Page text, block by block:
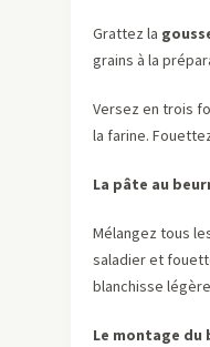
Grattez la
grains à la
Versez en trois
la farine.
La pâte au
Mélangez tous
saladier et
blanchisse
Le montage du